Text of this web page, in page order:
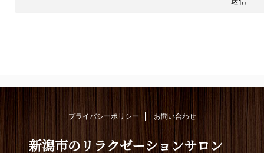
プライバシーポリシー お問い合わせ
新潟市のリラクゼーションサロン